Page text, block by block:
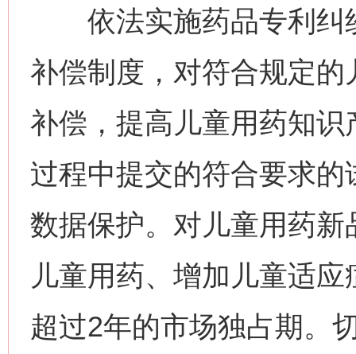
依法实施药品专利纠
补偿制度，对符合规定
补偿，提高儿童用药知
过程中提交的符合要求
数据保护。对儿童用药
儿童用药、增加儿童适
超过2年的市场独占期。